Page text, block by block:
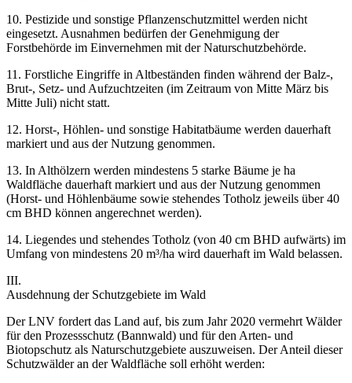
10. Pestizide und sonstige Pflanzenschutzmittel werden nicht
eingesetzt. Ausnahmen bedürfen der Genehmigung der
Forstbehörde im Einvernehmen mit der Naturschutzbehörde.
11. Forstliche Eingriffe in Altbeständen finden während der Balz-,
Brut-, Setz- und Aufzuchtzeiten (im Zeitraum von Mitte März bis
Mitte Juli) nicht statt.
12. Horst-, Höhlen- und sonstige Habitatbäume werden dauerhaft
markiert und aus der Nutzung genommen.
13. In Althölzern werden mindestens 5 starke Bäume je ha
Waldfläche dauerhaft markiert und aus der Nutzung genommen
(Horst- und Höhlenbäume sowie stehendes Totholz jeweils über 40
cm BHD können angerechnet werden).
14. Liegendes und stehendes Totholz (von 40 cm BHD aufwärts) im
Umfang von mindestens 20 m³/ha wird dauerhaft im Wald belassen.
III.
Ausdehnung der Schutzgebiete im Wald
Der LNV fordert das Land auf, bis zum Jahr 2020 vermehrt Wälder
für den Prozessschutz (Bannwald) und für den Arten- und
Biotopschutz als Naturschutzgebiete auszuweisen. Der Anteil dieser
Schutzwälder an der Waldfläche soll erhöht werden: